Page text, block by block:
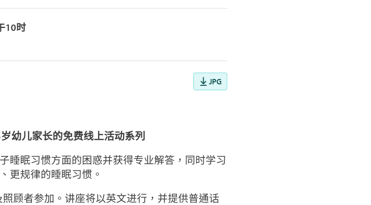
10时
JPG
幼儿家长的免费线上活动系列
睡眠习惯方面的困惑并获得专业解答，同时学习
更规律的睡眠习惯。
顾者参加。讲座将以英文进行，并提供普通话